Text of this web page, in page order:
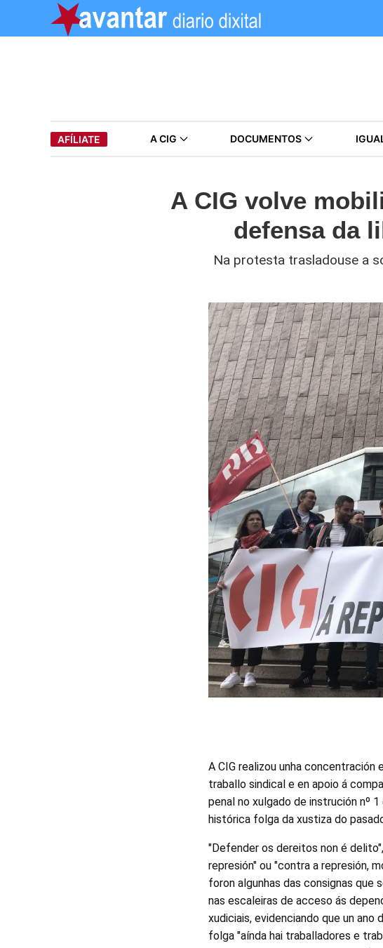
AFÍLIATE A CIG DOCUMENTOS
A CIG volve
defensa da
Na protesta trasladouse a
A CIG realizou unha
traballo sindical e en apoio á
penal no xulgado de instrución nº
histórica folga da xustiza do
"Defender os dereitos non é
represión" ou "contra a represión,
foron algunhas das consignas que
nas escaleiras de acceso ás
xudiciais, evidenciando que un ano
folga "aínda hai traballadores e